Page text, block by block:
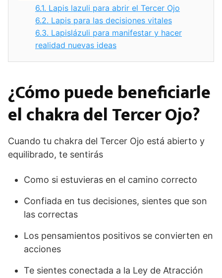
6.1. Lapis lazuli para abrir el Tercer Ojo
6.2. Lapis para las decisiones vitales
6.3. Lapislázuli para manifestar y hacer
realidad nuevas ideas
¿Cómo puede beneficiarle
el chakra del Tercer Ojo?
Cuando tu chakra del Tercer Ojo está abierto y
equilibrado, te sentirás
Como si estuvieras en el camino correcto
Confiada en tus decisiones, sientes que son
las correctas
Los pensamientos positivos se convierten en
acciones
Te sientes conectada a la Ley de Atracción